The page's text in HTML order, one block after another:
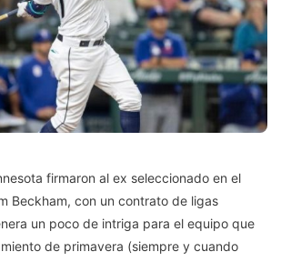
firmaron al ex seleccionado en el
Beckham, con un contrato de ligas
un poco de intriga para el equipo que
de primavera (siempre y cuando